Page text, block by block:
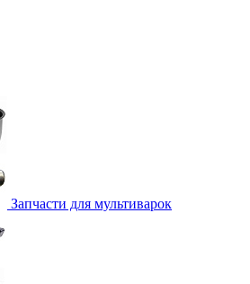
Запчасти для мультиварок